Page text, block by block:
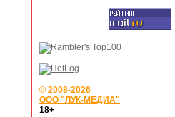
© 2008-2026
ООО "ЛУК-МЕДИА"
18+